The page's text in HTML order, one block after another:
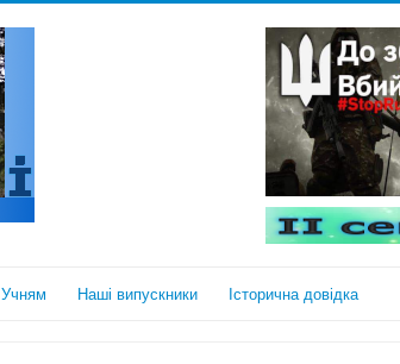
Учням Наші випускники Історична довідка